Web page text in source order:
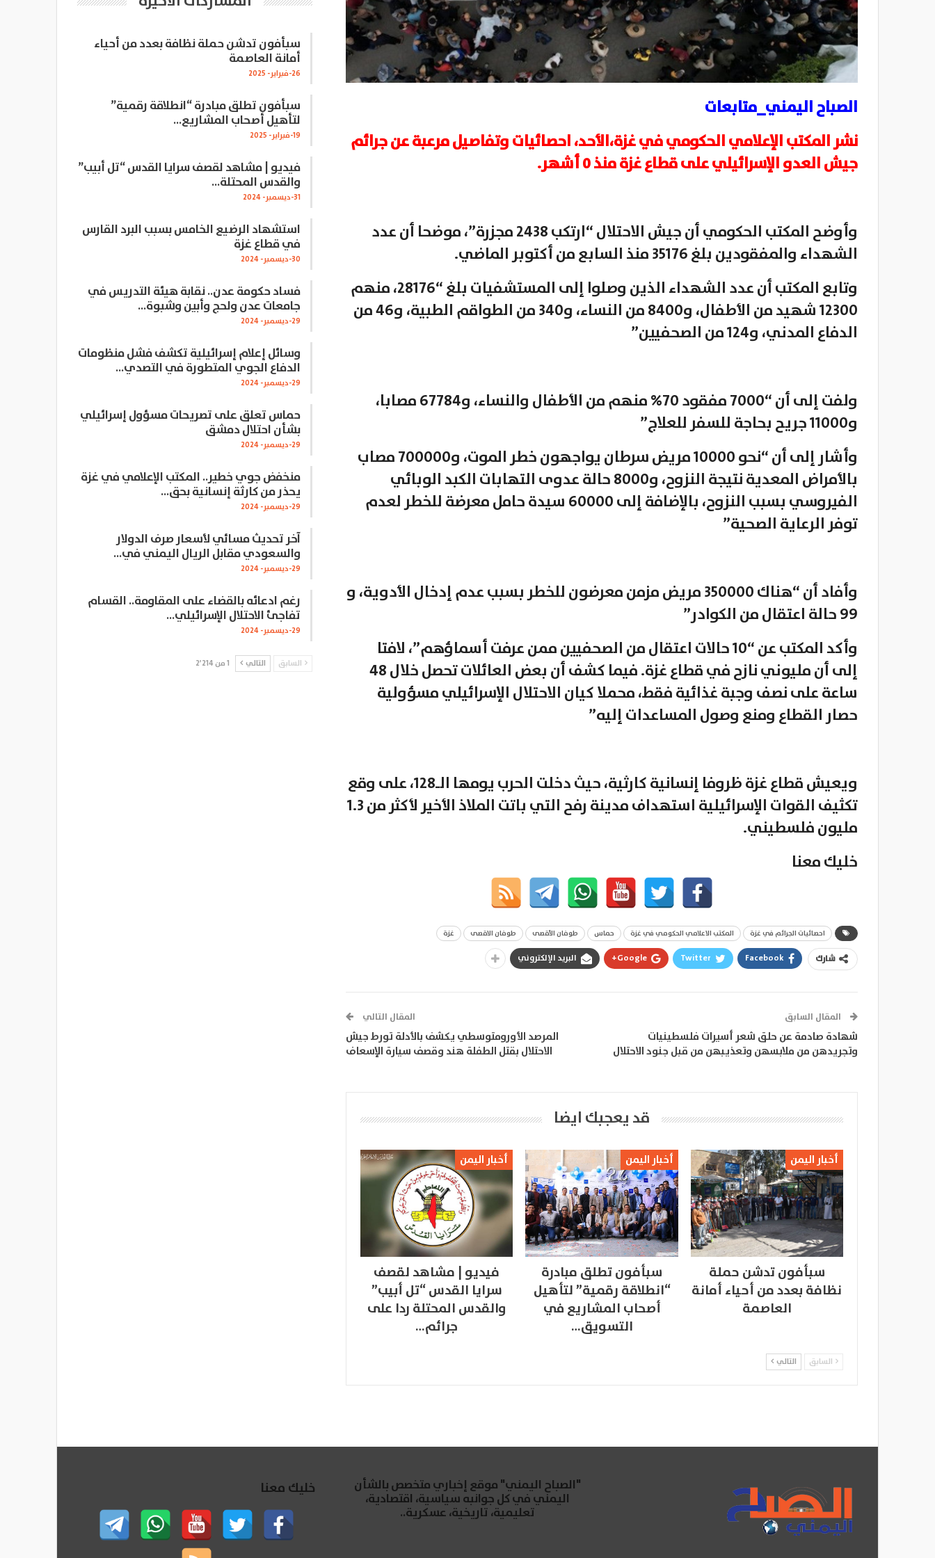
الصباح اليمني_متابعات
نشر المكتب الإعلامي الحكومي في غزة،الأحد، احصائيات وتفاصيل مرعبة عن جرائم
جيش العدو الإسرائيلي على قطاع غزة منذ ٥ أشهر.
وأوضح المكتب الحكومي أن جيش الاحتلال “ارتكب 2438 مجزرة”، موضحا أن عدد
الشهداء والمفقودين بلغ 35176 منذ السابع من أكتوبر الماضي.
وتابع المكتب أن عدد الشهداء الذين وصلوا إلى المستشفيات بلغ “28176، منهم
12300 شهيد من الأطفال، و8400 من النساء، و340 من الطواقم الطبية، و46 من
الدفاع المدني، و124 من الصحفيين”
ولفت إلى أن “7000 مفقود 70% منهم من الأطفال والنساء، و67784 مصابا،
و11000 جريح بحاجة للسفر للعلاج”
وأشار إلى أن “نحو 10000 مريض سرطان يواجهون خطر الموت، و700000 مصاب
بالأمراض المعدية نتيجة النزوح، و8000 حالة عدوى التهابات الكبد الوبائي
الفيروسي بسبب النزوح، بالإضافة إلى 60000 سيدة حامل معرضة للخطر لعدم
توفر الرعاية الصحية”
وأفاد أن “هناك 350000 مريض مزمن معرضون للخطر بسبب عدم إدخال الأدوية، و
99 حالة اعتقال من الكوادر”
وأكد المكتب عن “10 حالات اعتقال من الصحفيين ممن عرفت أسماؤهم”، لافتا
إلى أن مليوني نازح في قطاع غزة. فيما كشف أن بعض العائلات تحصل خلال 48
ساعة على نصف وجبة غذائية فقط، محملا كيان الاحتلال الإسرائيلي مسؤولية
حصار القطاع ومنع وصول المساعدات إليه”
ويعيش قطاع غزة ظروفا إنسانية كارثية، حيث دخلت الحرب يومها الـ128، على وقع
تكثيف القوات الإسرائيلية استهداف مدينة رفح التي باتت الملاذ الأخير لأكثر من 1.3
مليون فلسطيني.
خليك معنا
احصائيات الجرائم في غزة المكتب الاعلامي الحكومي في غزة حماس طوفان الأقصى طوفان الاقصى غزة
شارك Facebook
Twitter
Google+ البريد الإلكتروني
المقال السابق
شهادة صادمة عن حلق شعر أسيرات فلسطينيات
وتجريدهن من ملابسهن وتعذيبهن من قبل جنود الاحتلال
المقال التالي
المرصد الأورومتوسطي يكشف بالأدلة تورط جيش
الاحتلال بقتل الطفلة هند وقصف سيارة الإسعاف
قد يعجبك ايضا
أخبار اليمن
سبأفون تدشن حملة
نظافة بعدد من أحياء أمانة
العاصمة
أخبار اليمن
سبأفون تطلق مبادرة
“انطلاقة رقمية” لتأهيل
أصحاب المشاريع في
التسويق…
أخبار اليمن
فيديو | مشاهد لقصف
سرايا القدس “تل أبيب”
والقدس المحتلة ردا على
جرائم…
السابق التالي
سبأفون تدشن حملة نظافة بعدد من أحياء
أمانة العاصمة
26-فبراير- 2025
سبأفون تطلق مبادرة “انطلاقة رقمية”
لتأهيل أصحاب المشاريع…
19-فبراير- 2025
فيديو | مشاهد لقصف سرايا القدس “تل أبيب”
والقدس المحتلة…
31-ديسمبر- 2024
استشهاد الرضيع الخامس بسبب البرد القارس
في قطاع غزة
30-ديسمبر- 2024
فساد حكومة عدن.. نقابة هيئة التدريس في
جامعات عدن ولحج وأبين وشبوة…
29-ديسمبر- 2024
وسائل إعلام إسرائيلية تكشف فشل منظومات
الدفاع الجوي المتطورة في التصدي…
29-ديسمبر- 2024
حماس تعلق على تصريحات مسؤول إسرائيلي
بشأن احتلال دمشق
29-ديسمبر- 2024
منخفض جوي خطير.. المكتب الإعلامي في غزة
يحذر من كارثة إنسانية بحق…
29-ديسمبر- 2024
آخر تحديث مسائي لأسعار صرف الدولار
والسعودي مقابل الريال اليمني في…
29-ديسمبر- 2024
رغم ادعائه بالقضاء على المقاومة.. القسام
تفاجئ الاحتلال الإسرائيلي…
29-ديسمبر- 2024
السابق التالي 1 من 2٬214
"الصباح اليمني" موقع إخباري متخصص بالشأن
اليمني في كل جوانبه سياسية، اقتصادية،
تعليمية، تاريخية، عسكرية..
خليك معنا